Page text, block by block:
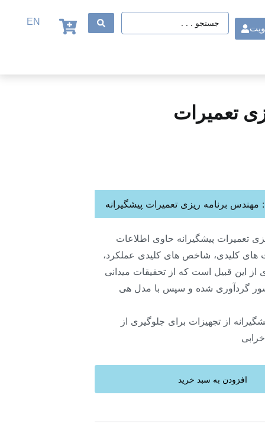
EN
تعمیرات
تعمیرات پیشگیرانه حاوی اطلاعات
کلیدی، شاخص های کلیدی عملکرد،
این قبیل است که از تحقیقات میدانی
گردآوری شده و سپس با مدل هی
از تجهیزات برای جلوگیری از
برنامه ریزی تعمیرات پیشگیرانه
افزودن به سبد خرید